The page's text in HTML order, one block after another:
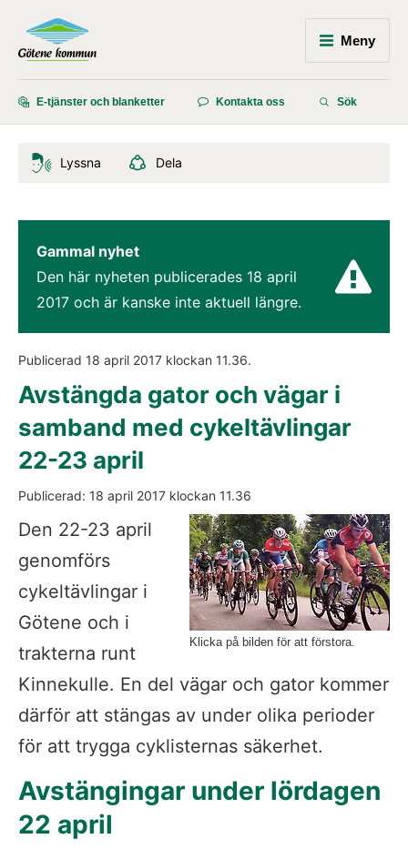
Meny
E-tjänster och blanketter Kontakta oss Sök
Lyssna Dela
Gammal nyhet
Den här nyheten publicerades 18 april
2017 och är kanske inte aktuell längre.
Publicerad 18 april 2017 klockan 11.36.
Avstängda gator och vägar i
samband med cykeltävlingar
22-23 april
Publicerad: 18 april 2017 klockan 11.36
Klicka på bilden för att förstora.
Den 22-23 april
genomförs
cykeltävlingar i
Götene och i
trakterna runt
Kinnekulle. En del vägar och gator kommer
därför att stängas av under olika perioder
för att trygga cyklisternas säkerhet.
Avstängingar under lördagen
22 april